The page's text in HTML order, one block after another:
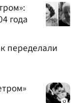
года
переделали